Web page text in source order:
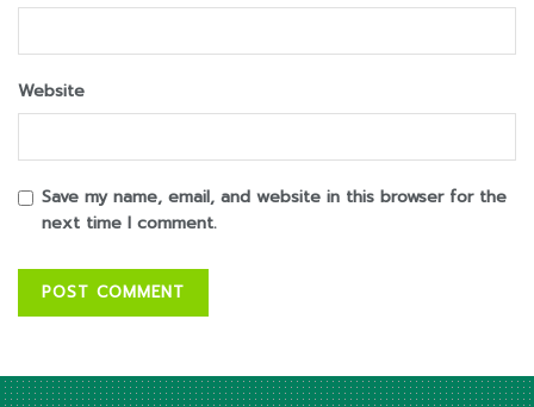
Website
Save my name, email, and website in this browser for the
next time I comment.